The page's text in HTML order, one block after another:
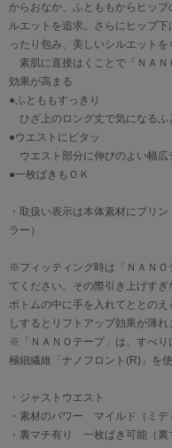
からおなか、ふとももからヒッ
ルエットを追求。さらにヒップ
ったり包み、美しいシルエットを
素肌に直接はくことで「ＮＡＮ
効果が高まる
●ふとももすっきり
ひざ上のロング丈で気になるふ
●ウエストにピタッ
ウエスト部分に伸びのよい幅広
●一枚ばきもＯＫ
・取扱い表示は本体素材にプリ
ラー）
※フィッティング時は「ＮＡＮ
てください。その際引き上げすぎ
ボトムの中に手を入れてととの
しするとリフトアップ効果が薄れ
※「ＮＡＮＯテープ」は、すべり
極細繊維「ナノフロント(R)」を
・ジャストウエスト
・素材のパワー マイルド（ミデ
・裏マチ有り 一枚ばき可能（裏